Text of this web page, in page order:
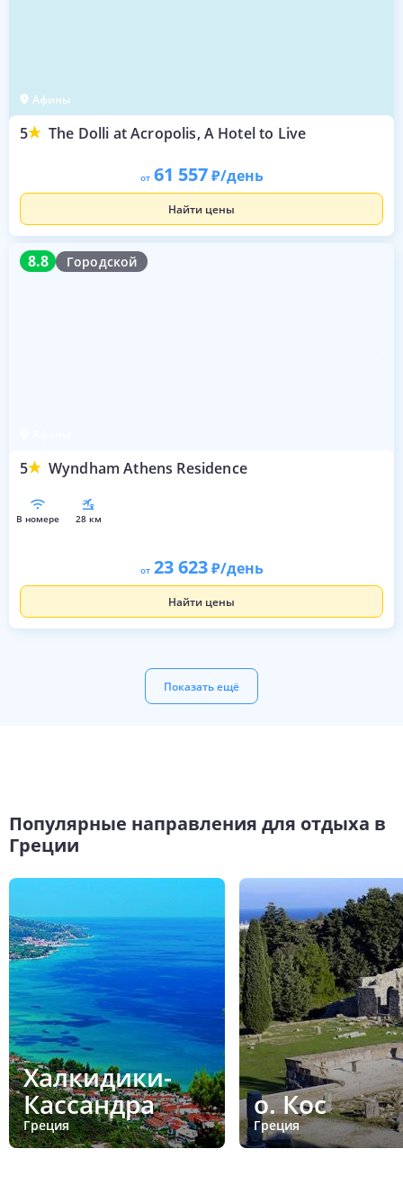
Афины
5 The Dolli at Acropolis, A Hotel to Live
от 61 557 /день
Найти цены
8.8 Городской
5 Wyndham Athens Residence
8.8
в номере 28 км
от 23 623 /день
Найти цены
Показать ещё
Популярные направления для отдыха в
Греции
Халкидики-
Кассандра
Греция
о. Кос
Греция